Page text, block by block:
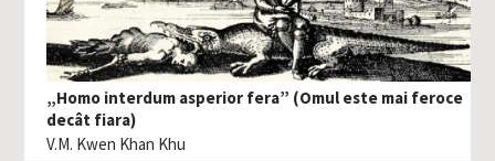
„Homo interdum asperior fera” (Omul este mai feroce
decât fiara)
V.M. Kwen Khan Khu